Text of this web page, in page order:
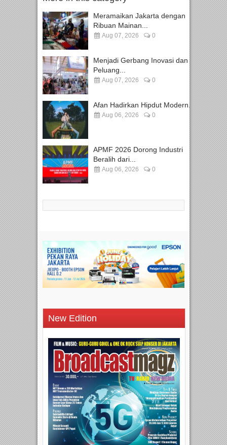
Meramaikan Jakarta dengan
Ribuan Mainan...
Aug 07, 2026 0
Menjadi Gerbang Inovasi dan
Peluang...
Aug 07, 2026 0
Afan Hadirkan Hipdut Modern...
Aug 06, 2026 0
APMF 2026 Dorong Industri
Beralih dari...
Aug 06, 2026 0
New Edition